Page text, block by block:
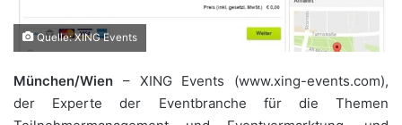
Quelle: XING Events
München/Wien – XING Events (www.xing-events.com),
der Experte der Eventbranche für die Themen